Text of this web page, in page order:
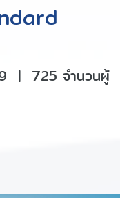
| 725 จำนวนผู้